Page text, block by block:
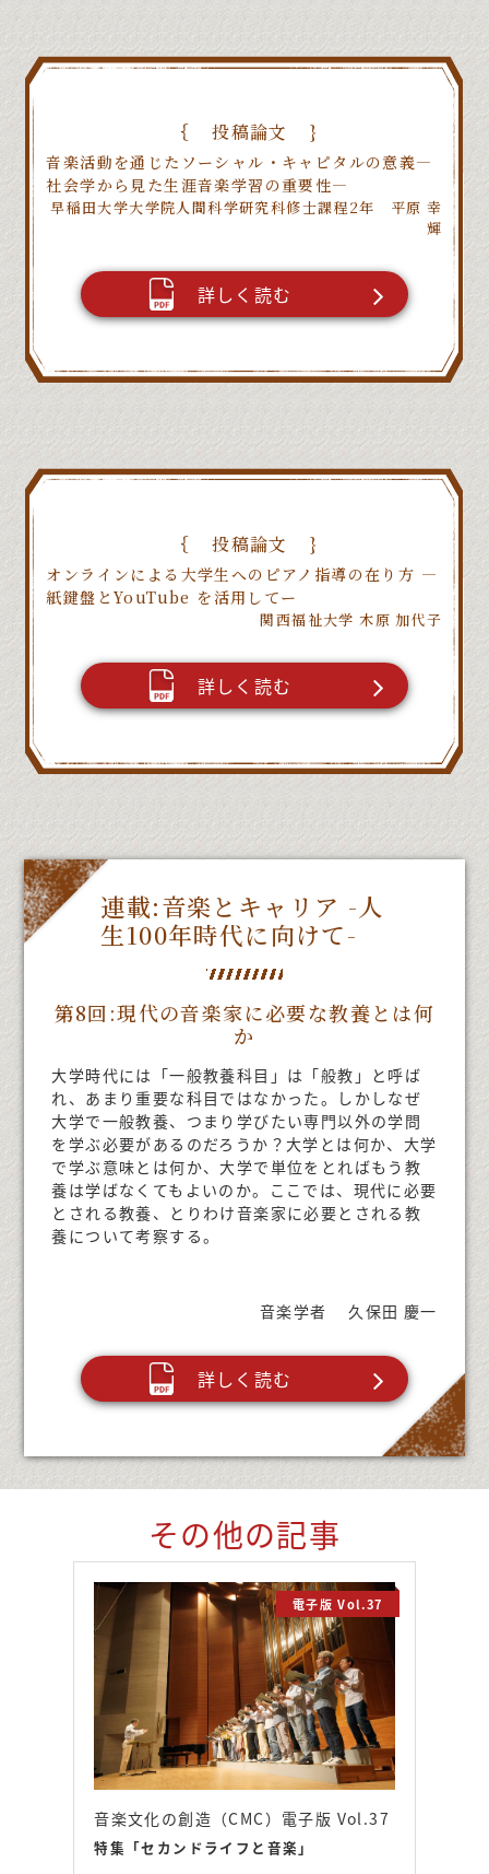
投稿論文
音楽活動を通じたソーシャル・キャピタルの意義―
社会学から見た生涯音楽学習の重要性―
早稲田大学大学院人間科学研究科修士課程2年 平原 幸
輝
詳しく読む
投稿論文
オンラインによる大学生へのピアノ指導の在り方 ―
紙鍵盤とYouTube を活用してー
関西福祉大学 木原 加代子
詳しく読む
連載:音楽とキャリア -人
生100年時代に向けて-
第8回:現代の音楽家に必要な教養とは何
か
大学時代には「一般教養科目」は「般教」と呼ば
れ、あまり重要な科目ではなかった。しかしなぜ
大学で一般教養、つまり学びたい専門以外の学問
を学ぶ必要があるのだろうか？大学とは何か、大学
で学ぶ意味とは何か、大学で単位をとればもう教
養は学ばなくてもよいのか。ここでは、現代に必要
とされる教養、とりわけ音楽家に必要とされる教
養について考察する。
音楽学者 久保田 慶一
詳しく読む
その他の記事
電子版 Vol.37
音楽文化の創造（CMC）電子版 Vol.37
特集「セカンドライフと音楽」